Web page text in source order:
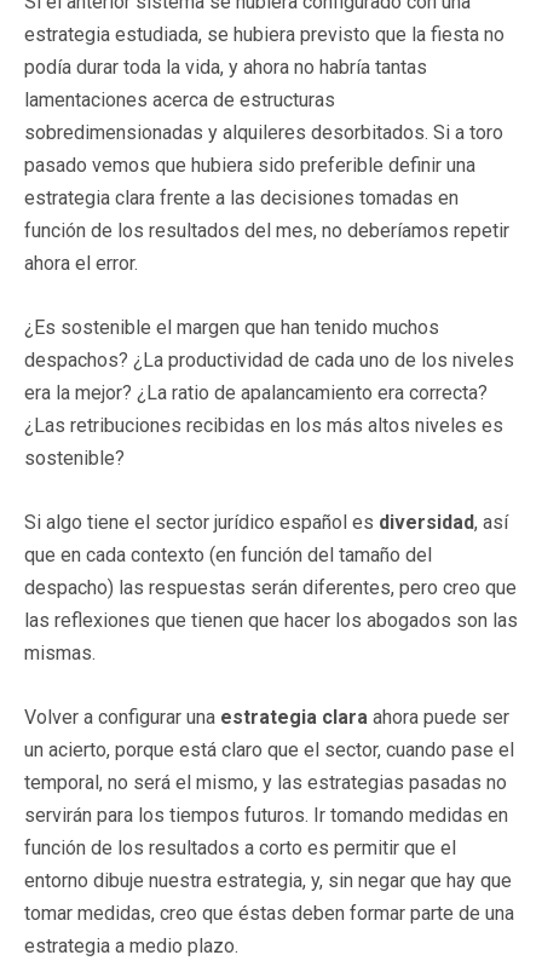
estrategia estudiada, se hubiera previsto que la fiesta no
podía durar toda la vida, y ahora no habría tantas
lamentaciones acerca de estructuras
sobredimensionadas y alquileres desorbitados. Si a toro
pasado vemos que hubiera sido preferible definir una
estrategia clara frente a las decisiones tomadas en
función de los resultados del mes, no deberíamos repetir
ahora el error.
¿Es sostenible el margen que han tenido muchos
despachos? ¿La productividad de cada uno de los niveles
era la mejor? ¿La ratio de apalancamiento era correcta?
¿Las retribuciones recibidas en los más altos niveles es
sostenible?
Si algo tiene el sector jurídico español es diversidad, así
que en cada contexto (en función del tamaño del
despacho) las respuestas serán diferentes, pero creo que
las reflexiones que tienen que hacer los abogados son las
mismas.
Volver a configurar una estrategia clara ahora puede ser
un acierto, porque está claro que el sector, cuando pase el
temporal, no será el mismo, y las estrategias pasadas no
servirán para los tiempos futuros. Ir tomando medidas en
función de los resultados a corto es permitir que el
entorno dibuje nuestra estrategia, y, sin negar que hay que
tomar medidas, creo que éstas deben formar parte de una
estrategia a medio plazo.